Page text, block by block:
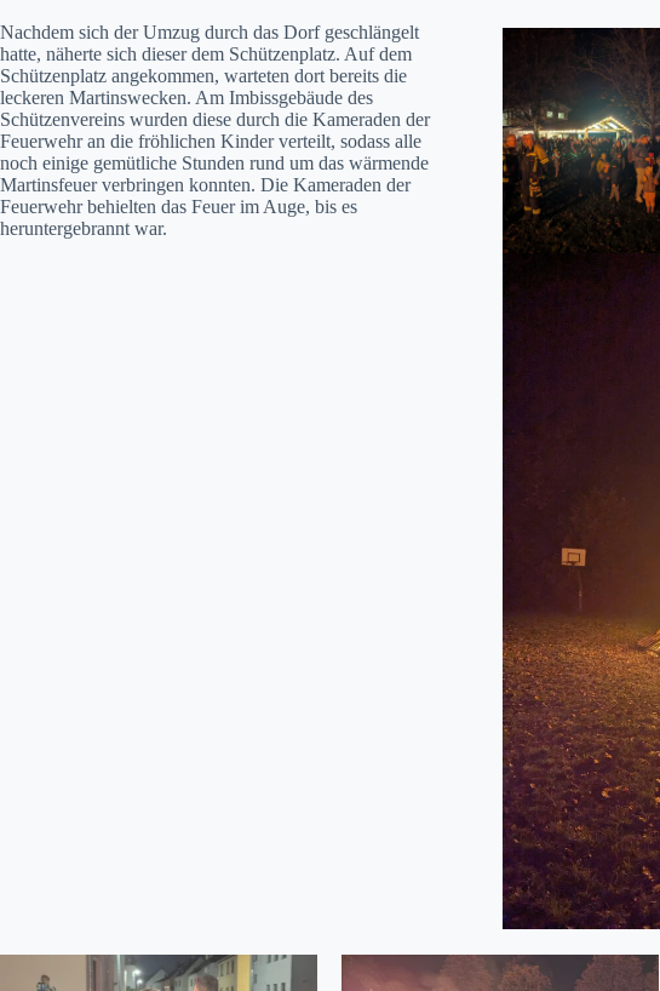
Nachdem sich der Umzug durch das Dorf geschlängelt
hatte, näherte sich dieser dem Schützenplatz. Auf dem
Schützenplatz angekommen, warteten dort bereits die
leckeren Martinswecken. Am Imbissgebäude des
Schützenvereins wurden diese durch die Kameraden der
Feuerwehr an die fröhlichen Kinder verteilt, sodass alle
noch einige gemütliche Stunden rund um das wärmende
Martinsfeuer verbringen konnten. Die Kameraden der
Feuerwehr behielten das Feuer im Auge, bis es
heruntergebrannt war.